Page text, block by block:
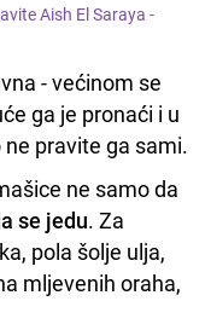
Aish El Saraya -
- većinom se
ga je pronaći i u
pravite ga sami.
ne samo da
se jedu. Za
pola šolje ulja,
mljevenih oraha,